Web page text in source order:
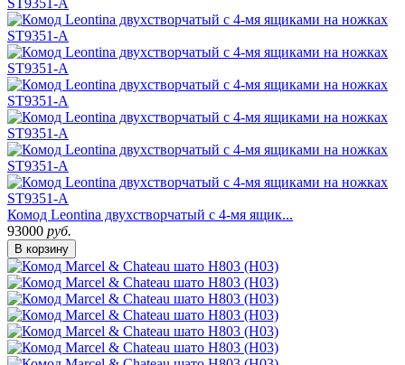
Комод Leontina двухстворчатый с 4-мя ящик...
93000 руб.
В корзину